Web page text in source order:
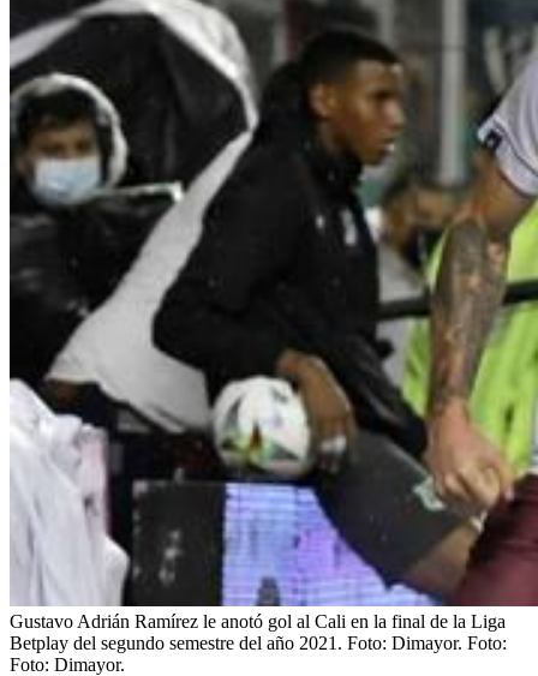
Gustavo Adrián Ramírez le anotó gol al Cali en la final de la Liga
Betplay del segundo semestre del año 2021. Foto: Dimayor. Foto:
Foto: Dimayor.